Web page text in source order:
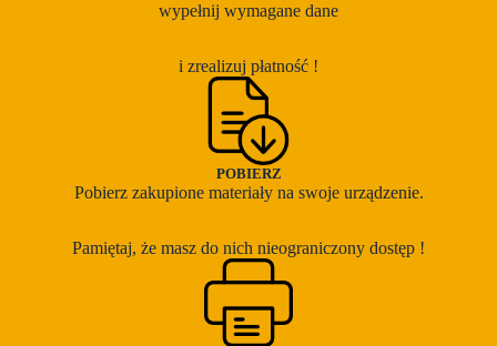
wypełnij wymagane dane
i zrealizuj płatność !
POBIERZ
Pobierz zakupione materiały na swoje urządzenie.
Pamiętaj, że masz do nich nieograniczony dostęp !